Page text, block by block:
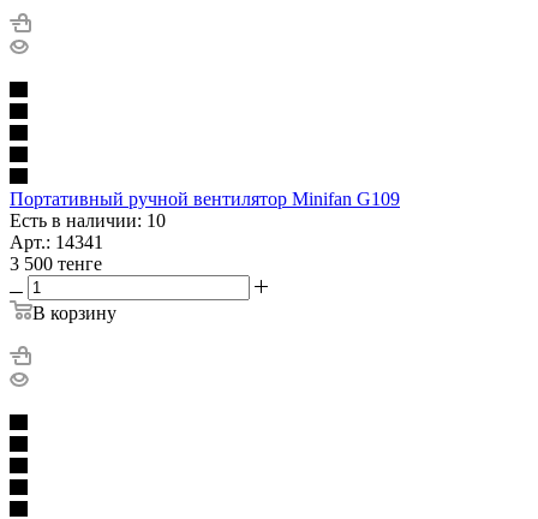
Портативный ручной вентилятор Minifan G109
Есть в наличии: 10
Арт.: 14341
3 500 тенге
В корзину